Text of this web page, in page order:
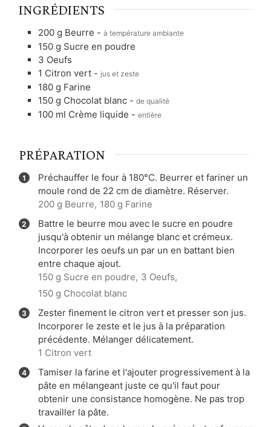
INGRÉDIENTS
200 g Beurre - à température ambiante
150 g Sucre en poudre
3 Oeufs
1 Citron vert - jus et zeste
180 g Farine
150 g Chocolat blanc - de qualité
100 ml Crème liquide - entière
PRÉPARATION
Préchauffer le four à 180°C. Beurrer et fariner un
moule rond de 22 cm de diamètre. Réserver.
200 g Beurre, 180 g Farine
Battre le beurre mou avec le sucre en poudre
jusqu'à obtenir un mélange blanc et crémeux.
Incorporer les oeufs un par un en battant bien
entre chaque ajout.
150 g Sucre en poudre, 3 Oeufs,
150 g Chocolat blanc
Zester finement le citron vert et presser son jus.
Incorporer le zeste et le jus à la préparation
précédente. Mélanger délicatement.
1 Citron vert
Tamiser la farine et l'ajouter progressivement à la
pâte en mélangeant juste ce qu'il faut pour
obtenir une consistance homogène. Ne pas trop
travailler la pâte.